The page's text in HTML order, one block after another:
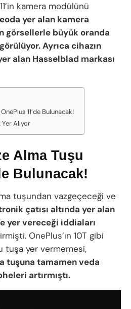
kamera modülünü
yer alan kamera
görsellerle büyük oranda
Ayrıca cihazın
alan Hasselblad markası
11’de Bulunacak!
Alıyor
Alma Tuşu
Bulunacak!
tuşundan vazgeçeceği ve
çatısı altında yer alan
yer vereceği iddiaları
OnePlus’ın 10T gibi
tuşa yer vermemesi,
tuşuna tamamen veda
artırmıştı.